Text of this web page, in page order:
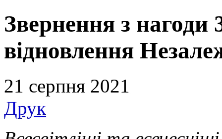
Звернення з нагоди
відновлення
21 серпня 2021
Друк